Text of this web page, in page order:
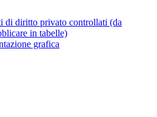
di diritto privato controllati (da
in tabelle)
grafica